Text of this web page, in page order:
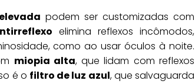
podem ser customizadas com
elimina reflexos incômodos,
como ao usar óculos à noite.
miopia alta, que lidam com reflexos
é o filtro de luz azul, que salvaguarda